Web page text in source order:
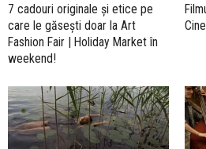
7 cadouri originale și etice pe
care le găsești doar la Art
Fashion Fair | Holiday Market în
weekend!